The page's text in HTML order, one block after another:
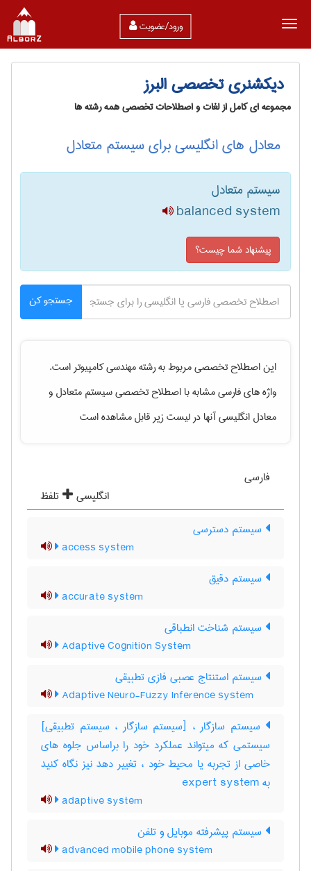
ورود/عضویت
دیکشنری تخصصی البرز
مجموعه ای کامل از لغات و اصطلاحات تخصصی همه رشته ها
معادل های انگلیسی برای سیستم متعادل
سیستم متعادل
balanced system
پیشنهاد شما چیست؟
جستجو کن
این اصطلاح تخصصی مربوط به رشتهمهندسی كامپيوتراست.
واژه های فارسی مشابه با اصطلاح تخصصیسیستم متعادلو
معادل انگلیسی آنها در لیست زیر قابل مشاهده است
فارسی
انگلیسی
تلفظ
سیستم دسترسی
access system
سیستم دقیق
accurate system
سیستم شناخت انطباقی
Adaptive Cognition System
سیستم استنتاج عصبی فازی تطبیقی
Adaptive Neuro-Fuzzy Inference system
سیستم سازگار ، [سیستم سازگار ، سیستم تطبیقی]
سیستمی که میتواند عملکرد خود را براساس جلوه های
خاصی از تجربه یا محیط خود ، تغییر دهد نیز نگاه کنید
به ‎ expert system
adaptive system
سیستم پیشرفته موبایل و تلفن
advanced mobile phone system